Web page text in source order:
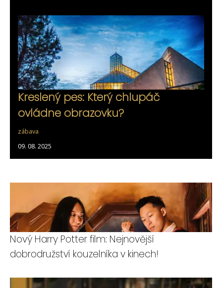
Kreslený pes: Který chlupáč
ovládne obrazovku?
zábava
09. 08. 2025
Nový Harry Potter film: Nejnovější
dobrodružství kouzelníka v kinech!